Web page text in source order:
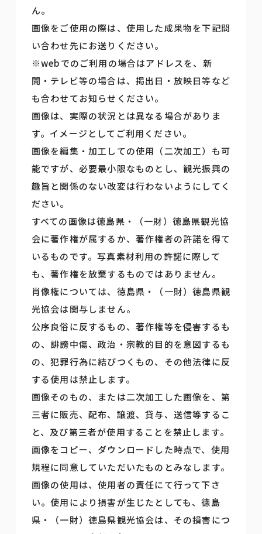
ん。
画像をご使用の際は、使用した成果物を下記問
い合わせ先にお送りください。
※webでのご利用の場合はアドレスを、新
聞・テレビ等の場合は、掲出日・放映日等など
も合わせてお知らせください。
画像は、実際の状況とは異なる場合がありま
す。イメージとしてご利用ください。
画像を編集・加工しての使用（二次加工）も可
能ですが、必要最小限なものとし、観光振興の
趣旨と関係のない改変は行わないようにしてく
ださい。
すべての画像は徳島県・（一財）徳島県観光協
会に著作権が属するか、著作権者の許諾を得て
いるものです。写真素材利用の許諾に際して
も、著作権を放棄するものではありません。
肖像権については、徳島県・（一財）徳島県観
光協会は関与しません。
公序良俗に反するもの、著作権等を侵害するも
の、誹謗中傷、政治・宗教的目的を意図するも
の、犯罪行為に結びつくもの、その他法律に反
する使用は禁止します。
画像そのもの、または二次加工した画像を、第
三者に販売、配布、譲渡、貸与、送信等するこ
と、及び第三者が使用することを禁止します。
画像をコピー、ダウンロードした時点で、使用
規程に同意していただいたものとみなします。
画像の使用は、使用者の責任にて行って下さ
い。使用により損害が生じたとしても、徳島
県・（一財）徳島県観光協会は、その損害につ